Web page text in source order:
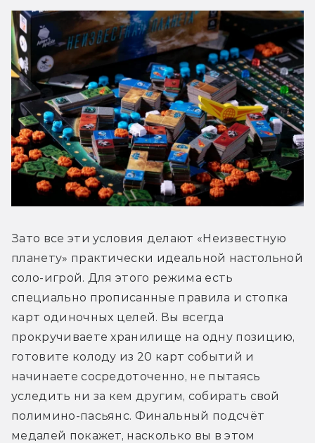
Зато все эти условия делают «Неизвестную
планету» практически идеальной настольной
соло-игрой. Для этого режима есть
специально прописанные правила и стопка
карт одиночных целей. Вы всегда
прокручиваете хранилище на одну позицию,
готовите колоду из 20 карт событий и
начинаете сосредоточенно, не пытаясь
уследить ни за кем другим, собирать свой
полимино-пасьянс. Финальный подсчёт
медалей покажет, насколько вы в этом